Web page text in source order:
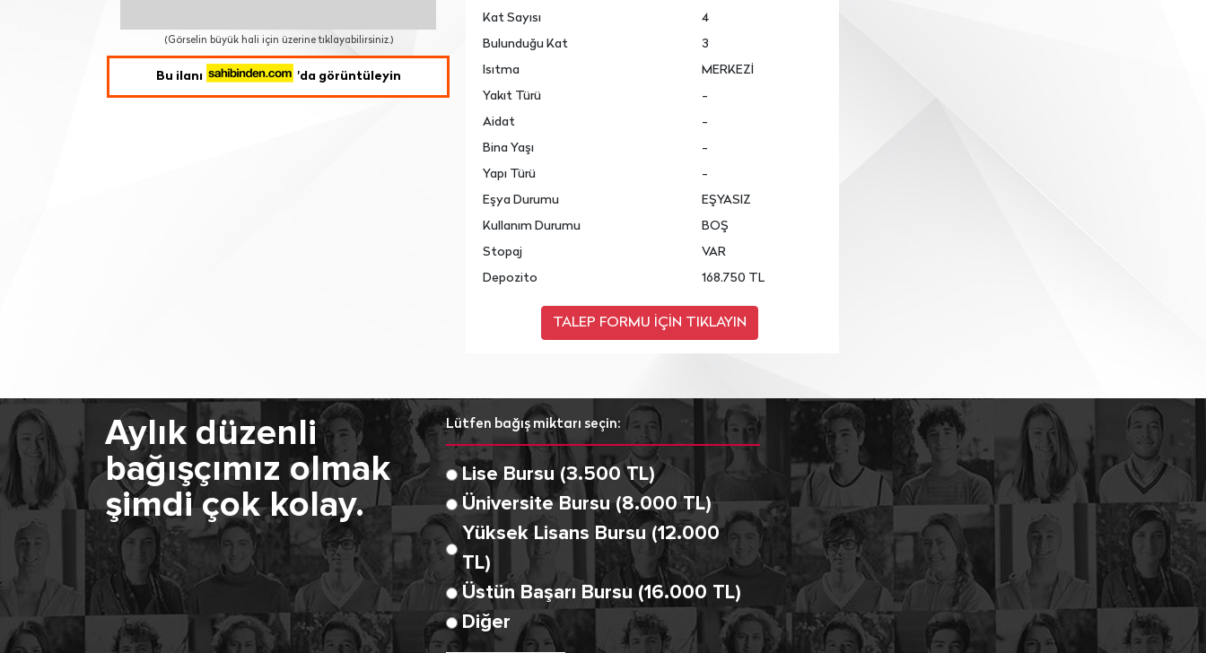
(Görselin büyük hali için üzerine tıklayabilirsiniz.)
Bu ilanı 'da görüntüleyin
Kat Sayısı
4
Bulunduğu Kat
3
Isıtma
MERKEZİ
Yakıt Türü
-
Aidat
-
Bina Yaşı
-
Yapı Türü
-
Eşya Durumu
EŞYASIZ
Kullanım Durumu
BOŞ
Stopaj
VAR
Depozito
168.750 TL
Aylık düzenli
bağışçımız olmak
şimdi çok kolay.
Lütfen bağış miktarı seçin:
Lise Bursu (3.500 TL)
Üniversite Bursu (8.000 TL)
Yüksek Lisans Bursu (12.000
TL)
Üstün Başarı Bursu (16.000 TL)
Diğer